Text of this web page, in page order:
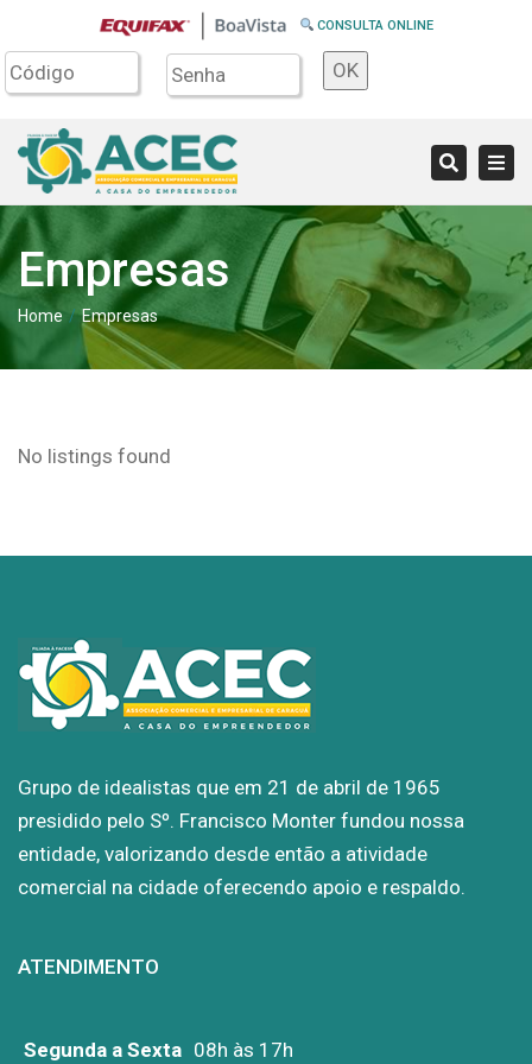
CONSULTA ONLINE
OK
Search
Empresas
Home Empresas
No listings found
Grupo de idealistas que em 21 de abril de 1965
presidido pelo Sº. Francisco Monter fundou nossa
entidade, valorizando desde então a atividade
comercial na cidade oferecendo apoio e respaldo.
ATENDIMENTO
Segunda a Sexta 08h às 17h